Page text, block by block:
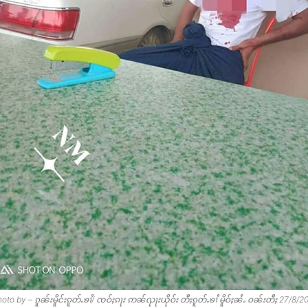
by – ၵူၼ်းမိူင်းၵူတ်ႉၶၢႆ/ ၸဝ်ႈၵႃး ဢၼ်ၺႃးယိုဝ်း တီႈၵူတ်ႉၶၢႆ မိူဝ်ႈၼႆႉ ဝၼ်းတီႈ 27/8/